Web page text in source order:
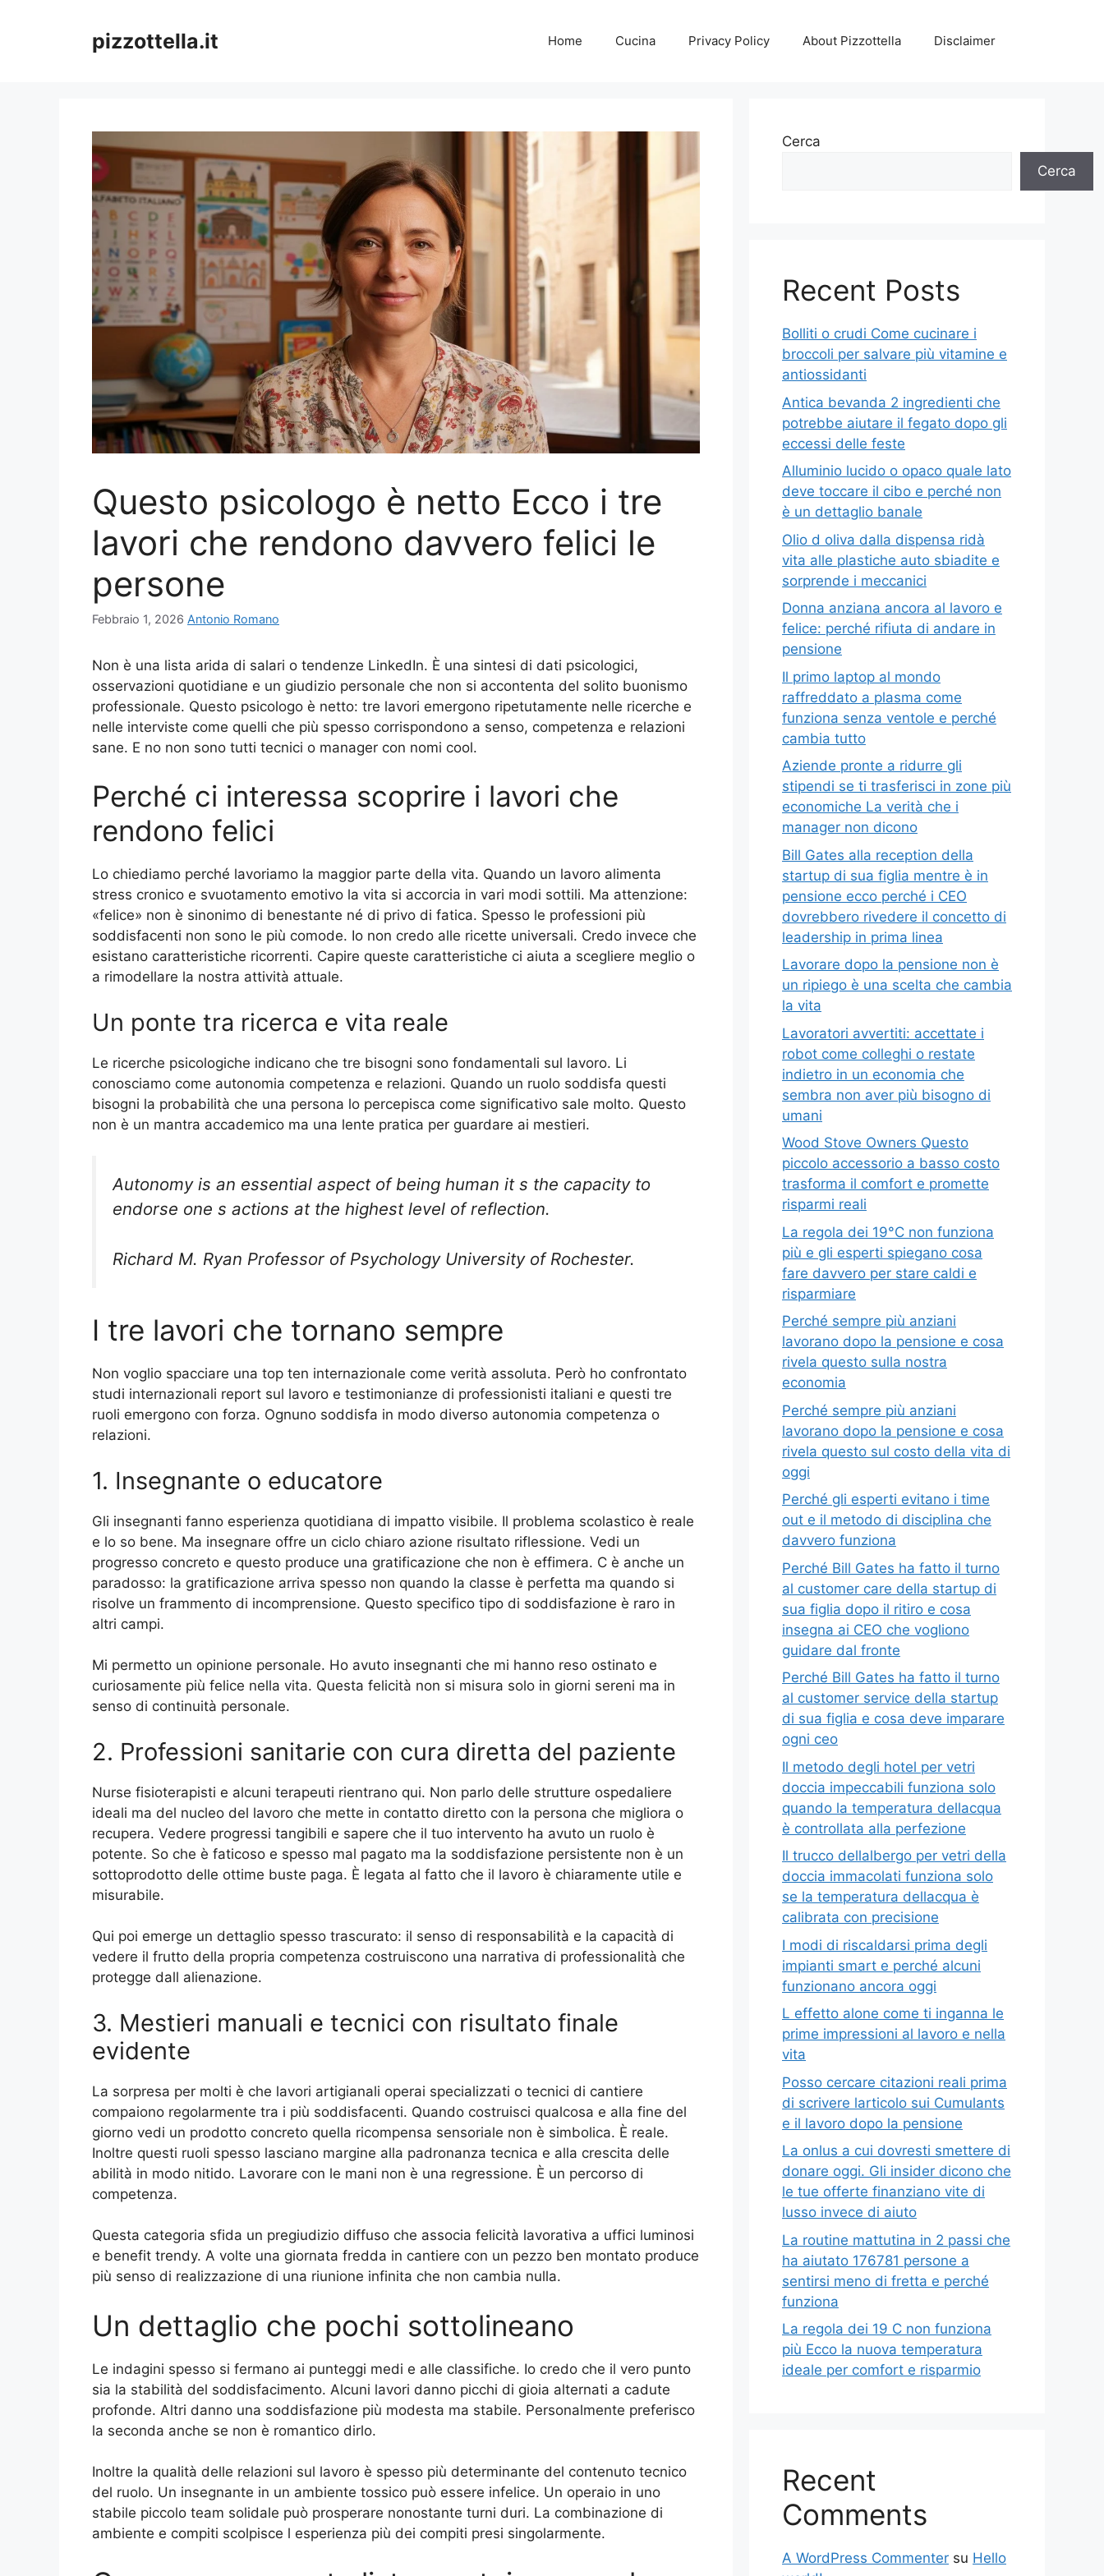
pizzottella.it Home Cucina Privacy Policy About Pizzottella Disclaimer
Questo psicologo è netto Ecco i tre
lavori che rendono davvero felici le
persone
Febbraio 1, 2026 Antonio Romano
Non è una lista arida di salari o tendenze LinkedIn. È una sintesi di dati psicologici,
osservazioni quotidiane e un giudizio personale che non si accontenta del solito buonismo
professionale. Questo psicologo è netto: tre lavori emergono ripetutamente nelle ricerche e
nelle interviste come quelli che più spesso corrispondono a senso, competenza e relazioni
sane. E no non sono tutti tecnici o manager con nomi cool.
Perché ci interessa scoprire i lavori che
rendono felici
Lo chiediamo perché lavoriamo la maggior parte della vita. Quando un lavoro alimenta
stress cronico e svuotamento emotivo la vita si accorcia in vari modi sottili. Ma attenzione:
«felice» non è sinonimo di benestante né di privo di fatica. Spesso le professioni più
soddisfacenti non sono le più comode. Io non credo alle ricette universali. Credo invece che
esistano caratteristiche ricorrenti. Capire queste caratteristiche ci aiuta a scegliere meglio o
a rimodellare la nostra attività attuale.
Un ponte tra ricerca e vita reale
Le ricerche psicologiche indicano che tre bisogni sono fondamentali sul lavoro. Li
conosciamo come autonomia competenza e relazioni. Quando un ruolo soddisfa questi
bisogni la probabilità che una persona lo percepisca come significativo sale molto. Questo
non è un mantra accademico ma una lente pratica per guardare ai mestieri.
Autonomy is an essential aspect of being human it s the capacity to
endorse one s actions at the highest level of reflection.
Richard M. Ryan Professor of Psychology University of Rochester.
I tre lavori che tornano sempre
Non voglio spacciare una top ten internazionale come verità assoluta. Però ho confrontato
studi internazionali report sul lavoro e testimonianze di professionisti italiani e questi tre
ruoli emergono con forza. Ognuno soddisfa in modo diverso autonomia competenza o
relazioni.
1. Insegnante o educatore
Gli insegnanti fanno esperienza quotidiana di impatto visibile. Il problema scolastico è reale
e lo so bene. Ma insegnare offre un ciclo chiaro azione risultato riflessione. Vedi un
progresso concreto e questo produce una gratificazione che non è effimera. C è anche un
paradosso: la gratificazione arriva spesso non quando la classe è perfetta ma quando si
risolve un frammento di incomprensione. Questo specifico tipo di soddisfazione è raro in
altri campi.
Mi permetto un opinione personale. Ho avuto insegnanti che mi hanno reso ostinato e
curiosamente più felice nella vita. Questa felicità non si misura solo in giorni sereni ma in
senso di continuità personale.
2. Professioni sanitarie con cura diretta del paziente
Nurse fisioterapisti e alcuni terapeuti rientrano qui. Non parlo delle strutture ospedaliere
ideali ma del nucleo del lavoro che mette in contatto diretto con la persona che migliora o
recupera. Vedere progressi tangibili e sapere che il tuo intervento ha avuto un ruolo è
potente. So che è faticoso e spesso mal pagato ma la soddisfazione persistente non è un
sottoprodotto delle ottime buste paga. È legata al fatto che il lavoro è chiaramente utile e
misurabile.
Qui poi emerge un dettaglio spesso trascurato: il senso di responsabilità e la capacità di
vedere il frutto della propria competenza costruiscono una narrativa di professionalità che
protegge dall alienazione.
3. Mestieri manuali e tecnici con risultato finale
evidente
La sorpresa per molti è che lavori artigianali operai specializzati o tecnici di cantiere
compaiono regolarmente tra i più soddisfacenti. Quando costruisci qualcosa e alla fine del
giorno vedi un prodotto concreto quella ricompensa sensoriale non è simbolica. È reale.
Inoltre questi ruoli spesso lasciano margine alla padronanza tecnica e alla crescita delle
abilità in modo nitido. Lavorare con le mani non è una regressione. È un percorso di
competenza.
Questa categoria sfida un pregiudizio diffuso che associa felicità lavorativa a uffici luminosi
e benefit trendy. A volte una giornata fredda in cantiere con un pezzo ben montato produce
più senso di realizzazione di una riunione infinita che non cambia nulla.
Un dettaglio che pochi sottolineano
Le indagini spesso si fermano ai punteggi medi e alle classifiche. Io credo che il vero punto
sia la stabilità del soddisfacimento. Alcuni lavori danno picchi di gioia alternati a cadute
profonde. Altri danno una soddisfazione più modesta ma stabile. Personalmente preferisco
la seconda anche se non è romantico dirlo.
Inoltre la qualità delle relazioni sul lavoro è spesso più determinante del contenuto tecnico
del ruolo. Un insegnante in un ambiente tossico può essere infelice. Un operaio in uno
stabile piccolo team solidale può prosperare nonostante turni duri. La combinazione di
ambiente e compiti scolpisce l esperienza più dei compiti presi singolarmente.
Cerca
Cerca
Recent Posts
Bolliti o crudi Come cucinare i
broccoli per salvare più vitamine e
antiossidanti
Antica bevanda 2 ingredienti che
potrebbe aiutare il fegato dopo gli
eccessi delle feste
Alluminio lucido o opaco quale lato
deve toccare il cibo e perché non
è un dettaglio banale
Olio d oliva dalla dispensa ridà
vita alle plastiche auto sbiadite e
sorprende i meccanici
Donna anziana ancora al lavoro e
felice: perché rifiuta di andare in
pensione
Il primo laptop al mondo
raffreddato a plasma come
funziona senza ventole e perché
cambia tutto
Aziende pronte a ridurre gli
stipendi se ti trasferisci in zone più
economiche La verità che i
manager non dicono
Bill Gates alla reception della
startup di sua figlia mentre è in
pensione ecco perché i CEO
dovrebbero rivedere il concetto di
leadership in prima linea
Lavorare dopo la pensione non è
un ripiego è una scelta che cambia
la vita
Lavoratori avvertiti: accettate i
robot come colleghi o restate
indietro in un economia che
sembra non aver più bisogno di
umani
Wood Stove Owners Questo
piccolo accessorio a basso costo
trasforma il comfort e promette
risparmi reali
La regola dei 19°C non funziona
più e gli esperti spiegano cosa
fare davvero per stare caldi e
risparmiare
Perché sempre più anziani
lavorano dopo la pensione e cosa
rivela questo sulla nostra
economia
Perché sempre più anziani
lavorano dopo la pensione e cosa
rivela questo sul costo della vita di
oggi
Perché gli esperti evitano i time
out e il metodo di disciplina che
davvero funziona
Perché Bill Gates ha fatto il turno
al customer care della startup di
sua figlia dopo il ritiro e cosa
insegna ai CEO che vogliono
guidare dal fronte
Perché Bill Gates ha fatto il turno
al customer service della startup
di sua figlia e cosa deve imparare
ogni ceo
Il metodo degli hotel per vetri
doccia impeccabili funziona solo
quando la temperatura dellacqua
è controllata alla perfezione
Il trucco dellalbergo per vetri della
doccia immacolati funziona solo
se la temperatura dellacqua è
calibrata con precisione
I modi di riscaldarsi prima degli
impianti smart e perché alcuni
funzionano ancora oggi
L effetto alone come ti inganna le
prime impressioni al lavoro e nella
vita
Posso cercare citazioni reali prima
di scrivere larticolo sui Cumulants
e il lavoro dopo la pensione
La onlus a cui dovresti smettere di
donare oggi. Gli insider dicono che
le tue offerte finanziano vite di
lusso invece di aiuto
La routine mattutina in 2 passi che
ha aiutato 176781 persone a
sentirsi meno di fretta e perché
funziona
La regola dei 19 C non funziona
più Ecco la nuova temperatura
ideale per comfort e risparmio
Recent
Comments
A WordPress Commenter su Hello